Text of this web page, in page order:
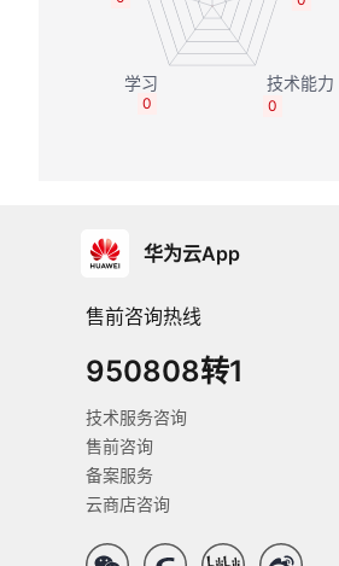
0
0
华为云App
售前咨询热线
950808转1
技术服务咨询
售前咨询
备案服务
云商店咨询